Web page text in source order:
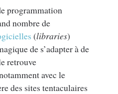
programmation
nombre de
(libraries)
de s’adapter à de
retrouve
avec le
des sites tentaculaires